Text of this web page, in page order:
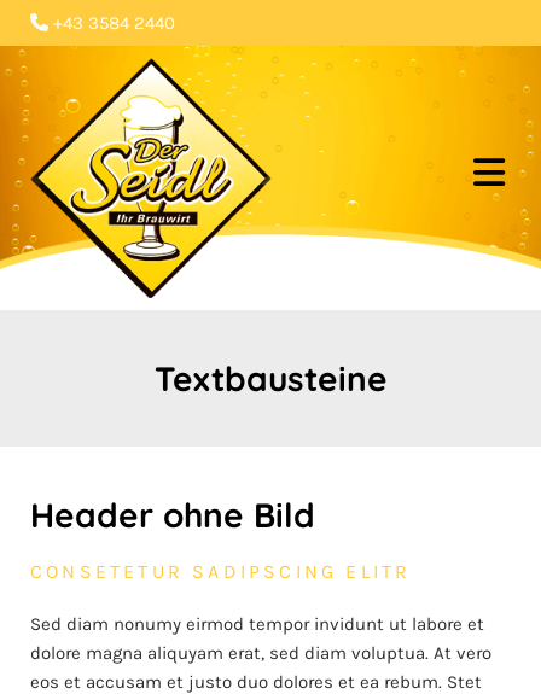
 +43 3584 2440
Textbausteine
Header ohne Bild
CONSETETUR SADIPSCING ELITR
Sed diam nonumy eirmod tempor invidunt ut labore et
dolore magna aliquyam erat, sed diam voluptua. At vero
eos et accusam et justo duo dolores et ea rebum. Stet